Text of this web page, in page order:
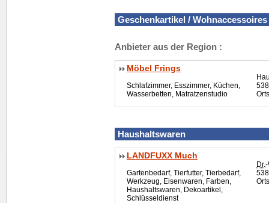
Geschenkartikel / Wohnaccessoires
Anbieter aus der Region :
Möbel Frings
Schlafzimmer, Esszimmer, Küchen,
Wasserbetten, Matratzenstudio
Haushaltswaren
LANDFUXX Much
Gartenbedarf, Tierfutter, Tierbedarf,
Werkzeug, Eisenwaren, Farben,
Haushaltswaren, Dekoartikel,
Schlüsseldienst
Dr.-